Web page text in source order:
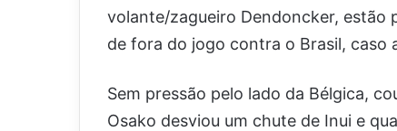
volante/zagueiro Dendoncker, estão
de fora do jogo contra o Brasil, caso
Sem pressão pelo lado da Bélgica,
Osako desviou um chute de Inui e